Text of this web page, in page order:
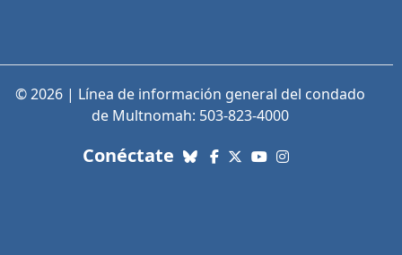
© 2026 | Línea de información general del condado
de Multnomah: 503-823-4000
Conéctate con nosotros. Enlaces a
Bluesky
Facebook
X (Twitter)
YouTube
Instagram